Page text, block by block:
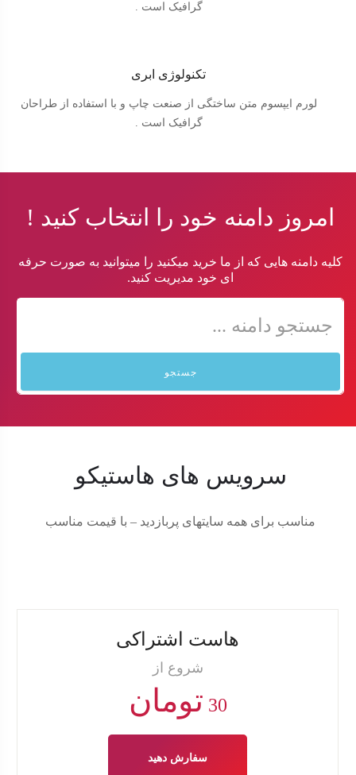
گرافیک است .
تکنولوژی ابری
لورم ایپسوم متن ساختگی از صنعت چاپ و با استفاده از طراحان
گرافیک است .
امروز دامنه خود را انتخاب کنید !
کلیه دامنه هایی که از ما خرید میکنید را میتوانید به صورت حرفه
ای خود مدیریت کنید.
جستجو
سرویس های هاستیکو
مناسب برای همه سایتهای پربازدید – با قیمت مناسب
هاست اشتراکی
شروع از
30 تومان
سفارش دهید